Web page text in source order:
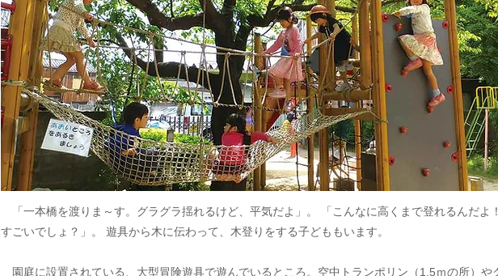
「一本橋を渡りま～す。グラグラ揺れるけど、平気だよ」。 「こんなに高くまで登れるんだよ
すごいでしょ？」。 遊具から木に伝わって、木登りをする子どももいます。
園庭に設置されている、大型冒険遊具で遊んでいるところ。空中トランポリン（1,5ｍの所）や